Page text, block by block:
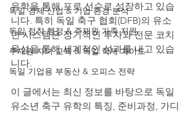
독일 경제·산업 & 기업 환경 분석
독일 정착 행정 & 주재원 가족 지원
주재원 자녀 교육 & 독일 학제 가이드
독일 기업용 부동산 & 오피스 전략
유학을 통해 프로 선수로 성장하고 있습
니다. 특히 독일 축구 협회(DFB)의 유소
년 시스템은 장기적인 투자와 전문 코치
육성을 통해 세계적인 성과를 내고 있습
니다.
이 글에서는 최신 정보를 바탕으로 독일
유소년 축구 유학의 특징, 준비과정, 가디